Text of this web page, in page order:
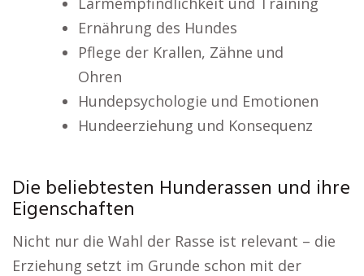
Ernährung des Hundes
Pflege der Krallen, Zähne und
Ohren
Hundepsychologie und Emotionen
Hundeerziehung und Konsequenz
Die beliebtesten Hunderassen und ihre
Eigenschaften
Nicht nur die Wahl der Rasse ist relevant – die
Erziehung setzt im Grunde schon mit der